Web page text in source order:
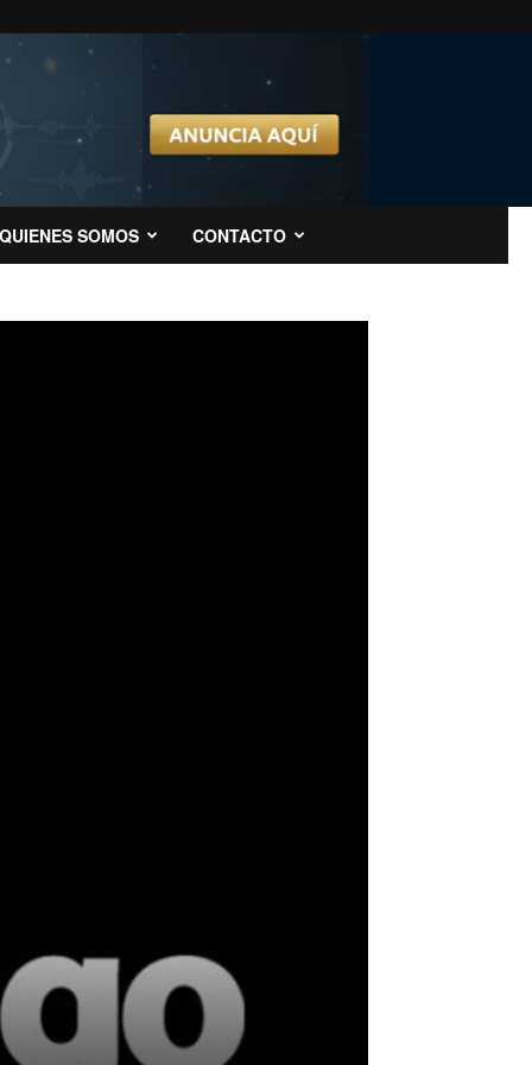
QUIENES SOMOS CONTACTO